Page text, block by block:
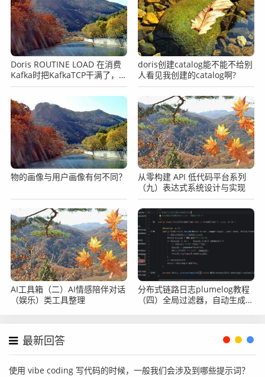
Doris ROUTINE LOAD 在消费
Kafka时把KafkaTCP干满了，
Doris方面有没有相关参数可以
调节？
doris创建catalog能不能不给别
人看见我创建的catalog啊?
物的画像与用户画像有何不同？​​
从零构建 API 低代码平台系列
（九）表达式系统设计与实现
AI工具箱（二）AI情感陪伴对话
（娱乐）类工具整理
分布式链路日志plumelog教程
（四）全局过滤器，自动生成
最新回答
使用 vibe coding 写代码的时候，一般我们会涉及到哪些提示词？